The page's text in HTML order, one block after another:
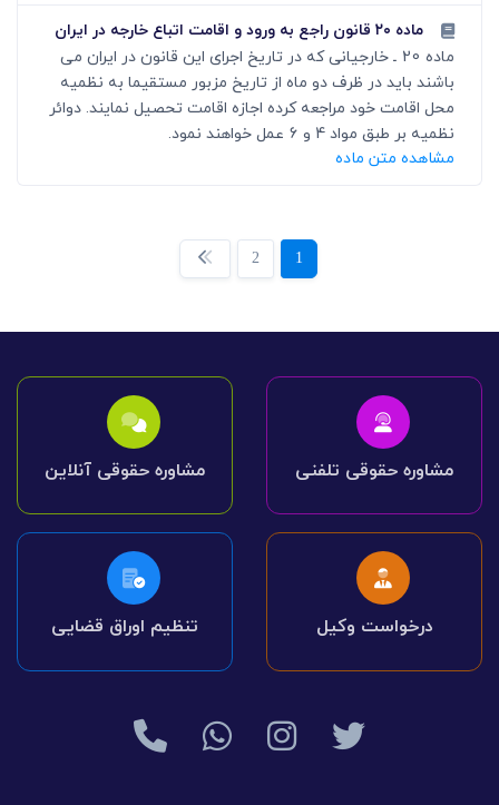
ماده ۲۰ قانون راجع به ورود و اقامت اتباع خارجه در ایران
ماده 20 ـ خارجیانی که در تاریخ اجرای این قانون در ایران می
باشند باید در ظرف دو ماه از تاریخ مزبور مستقیما به نظمیه
محل اقامت خود مراجعه کرده اجازه اقامت تحصیل نمایند. دوائر
نظمیه بر طبق مواد 4 و 6 عمل خواهند نمود.
مشاهده متن ماده
2 1
مشاوره حقوقی تلفنی مشاوره حقوقی آنلاین
درخواست وکیل تنظیم اوراق قضایی